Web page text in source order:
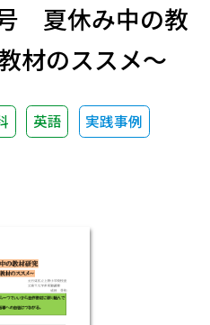
夏休み中の教
材のススメ～
英語
実践事例